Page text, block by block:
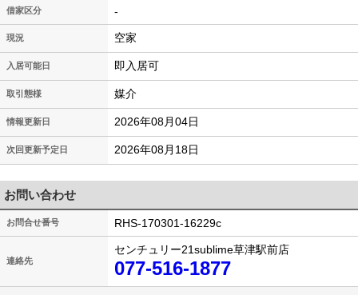
借家区分 -
現況 空家
入居可能日 即入居可
取引態様 媒介
情報更新日 2026年08月04日
次回更新予定日 2026年08月18日
お問い合わせ
お問合せ番号 RHS-170301-16229c
連絡先
センチュリー21sublime草津駅前店
077-516-1877